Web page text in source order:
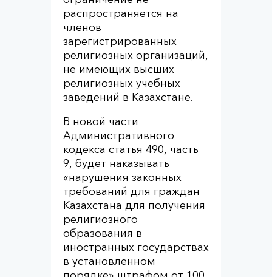
распространяется на
членов
зарегистрированных
религиозных организаций,
не имеющих высших
религиозных учебных
заведений в Казахстане.
В новой части
Административного
кодекса статья 490, часть
9, будет наказывать
«нарушения законных
требований для граждан
Казахстана для получения
религиозного
образования в
иностранных государствах
в установленном